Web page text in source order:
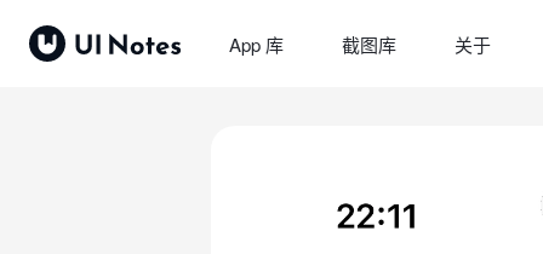
App 库 截图库 关于